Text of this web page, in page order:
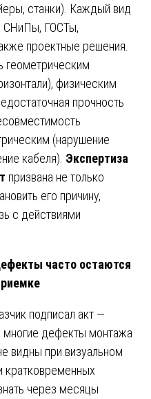
станки). Каждый вид
СНиПы, ГОСТы,
проектные решения.
физическим
прочность
(нарушение
кабеля). Экспертиза
призвана не только
его причину,
с действиями
часто остаются
подписал акт —
дефекты монтажа
видны при визуальном
кратковременных
через месяцы